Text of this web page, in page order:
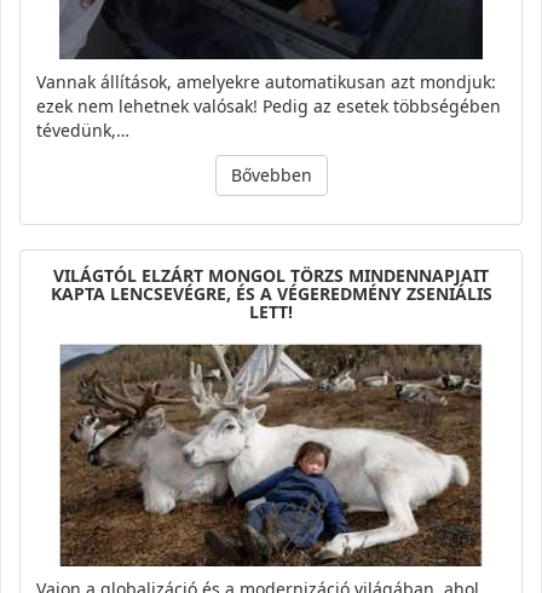
Vannak állítások, amelyekre automatikusan azt mondjuk:
ezek nem lehetnek valósak! Pedig az esetek többségében
tévedünk,…
Bővebben
VILÁGTÓL ELZÁRT MONGOL TÖRZS MINDENNAPJAIT
KAPTA LENCSEVÉGRE, ÉS A VÉGEREDMÉNY ZSENIÁLIS
LETT!